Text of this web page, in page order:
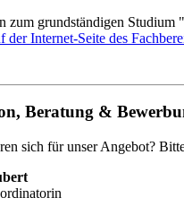
zum grundständigen Studium
der Internet-Seite des
Beratung &
sich für unser Angebot?